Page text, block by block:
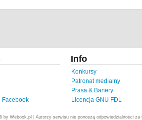
Facebook
Info
Konkursy
Patronat medialny
Prasa & Banery
Licencja GNU FDL
by Webook.pl | Autorzy serwisu nie ponoszą odpowiedzialności